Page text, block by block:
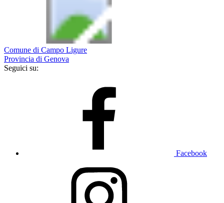
Comune di Campo Ligure
Provincia di Genova
Seguici su:
Facebook